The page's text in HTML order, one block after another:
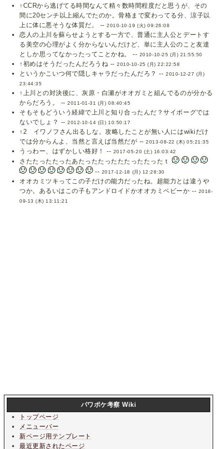
↑CCRから逃げてる時間なんて精々数時間程度だと思うが、その
間に20センチ以上縮んでたのか。骨格まで変わってる分、涼子以
上に体に悪そうな体質だ。 --2010-10-19 (火) 09:26:08
恋人の上川を蘇らせようとする一方で、普通に主人公とデートす
る美空の心理がよく分からないんだけど、単に主人公のこと友達
としか思ってなかったってことかね。 -- 2010-10-25 (月) 21:55:50
↑初めはそうだったんだろうね --2010-10-25 (月) 22:22:58
というかこいつ何で隠しキャラだったんだろ？ -- 2010-12-27 (月)
23:44:35
↑上川との対決後に、灰原・白瀬がオオガミと組んでるのが分かる
からだろう。 --2011-01-31 (月) 08:40:45
そもそもどういう経緯で上川と知り合ったんだ？サイボーグでは
ないでしょ？ --2012-10-14 (日) 10:50:17
↑2 イワノフさん出るしな。攻略したことが無い人にはwikiだけ
では分からんよ、当然と言えば当然だが --2013-08-22 (木) 05:21:35
うっわー、はずかしい格好！ -- 2017-05-20 (土) 16:03:42
さたたったたったあたったたったたたったたったｔ
-- 2017-12-18 (月) 12:28:30
オオカミツキってこの子だけの能力だったね。超能力とは違うや
つか。あるいはこの子もアンドロイドかオオカミベビーか -- 2018-
09-13 (木) 13:11:21
パワポケ考察 Wiki
トップページ
メニューバー
新ページ用テンプレート
最近更新されたページ